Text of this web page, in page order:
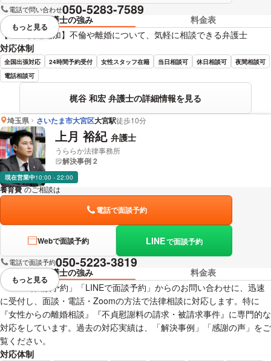
電話で問い合わせ050-5283-7589
弁護士の強み
料金表
【LINE友達追加】不倫や離婚について、気軽に相談できる弁護士
対応体制
全国出張対応 24時間予約受付 女性スタッフ在籍 当日相談可 休日相談可
夜間相談可
電話相談可
梶谷 和宏 弁護士の詳細情報を見る
視覚的に省略されている要素を
もっと見る
埼玉県 さいたま市大宮区大宮駅徒歩10分
上月 裕紀 弁護士
うららか法律事務所
解決事例 2
現在営業中10:00 - 22:00
養育費 のご相談は
電話で面談予約
Webで面談予約 LINEで面談予約
電話で面談予約050-5223-3819
弁護士の強み
料金表
「Webで面談予約」「LINEで面談予約」からのお問い合わせに、迅速
に受付し、面談・電話・Zoomの方法で法律相談に対応します。特に
『女性からの離婚相談』『不貞慰謝料の請求・被請求事件』に専門的な
対応をしています。過去の対応実績は、「解決事例」「感謝の声」をご
覧ください。
対応体制
視覚的に省略されている要素を
もっと見る